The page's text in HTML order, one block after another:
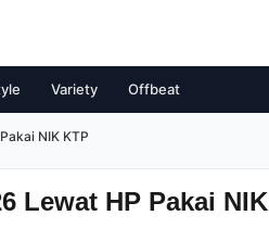
Variety Offbeat
NIK KTP
Lewat HP Pakai